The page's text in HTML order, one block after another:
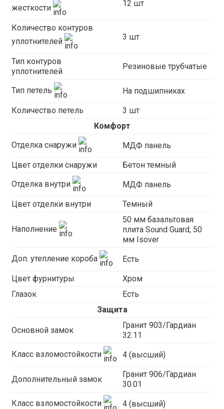
жесткости 12 шт
Количество контуров
уплотнителей
3 шт
Тип контуров
уплотнителей
Резиновые трубчатые
Тип петель На подшипниках
Количество петель
3 шт
Комфорт
Отделка снаружи МДФ панель
Цвет отделки снаружи Бетон темный
Отделка внутри МДФ панель
Цвет отделки внутри Темный
Наполнение
50 мм базальтовая
плита Sound Guard, 50
мм Isover
Доп. утепление короба Есть
Цвет фурнитуры
Хром
Глазок
Есть
Защита
Основной замок
Гранит 903/Гардиан
32.11
Класс взломостойкости 4 (высший)
Дополнительный замок
Гранит 906/Гардиан
30.01
Класс взломостойкости 4 (высший)